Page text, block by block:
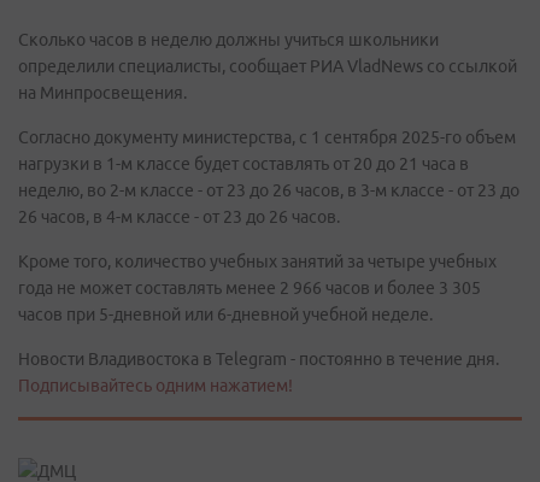
Сколько часов в неделю должны учиться школьники
определили специалисты, сообщает РИА VladNews со ссылкой
на Минпросвещения.
Согласно документу министерства, с 1 сентября 2025-го объем
нагрузки в 1-м классе будет составлять от 20 до 21 часа в
неделю, во 2-м классе - от 23 до 26 часов, в 3-м классе - от 23 до
26 часов, в 4-м классе - от 23 до 26 часов.
Кроме того, количество учебных занятий за четыре учебных
года не может составлять менее 2 966 часов и более 3 305
часов при 5-дневной или 6-дневной учебной неделе.
Новости Владивостока в Telegram - постоянно в течение дня.
Подписывайтесь одним нажатием!